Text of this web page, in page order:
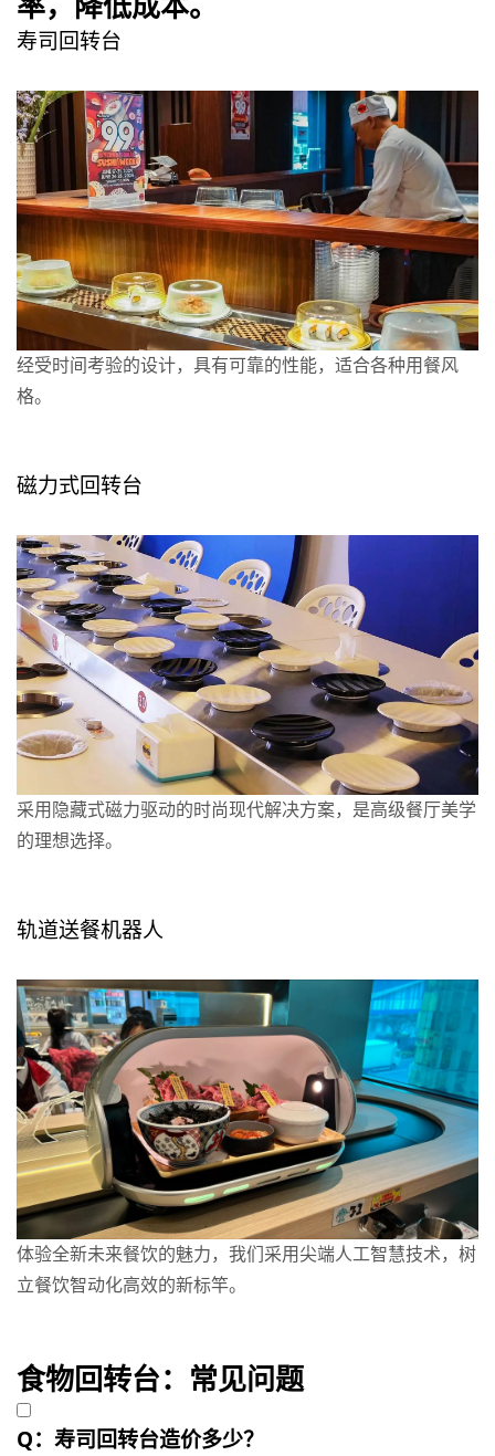
寿司回转台
经受时间考验的设计，具有可靠的性能，适合各种用餐风
格。
磁力式回转台
采用隐藏式磁力驱动的时尚现代解决方案，是高级餐厅美学
的理想选择。
轨道送餐机器人
体验全新未来餐饮的魅力，我们采用尖端人工智慧技术，树
立餐饮智动化高效的新标竿。
食物回转台：常见问题
Q：寿司回转台造价多少？